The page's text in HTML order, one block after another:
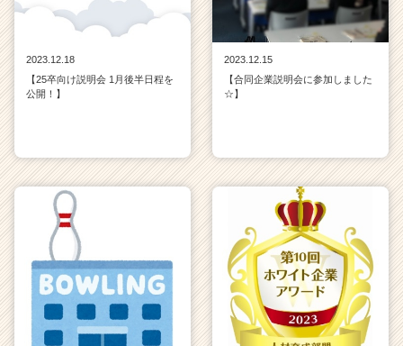
2023.12.18
【25卒向け説明会 1月後半日程を
公開！】
2023.12.15
【合同企業説明会に参加しました
☆】